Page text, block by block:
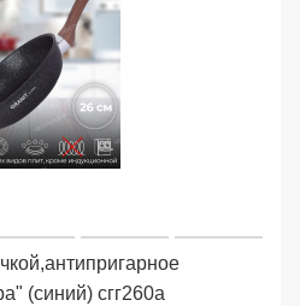
(синий) сгг260а